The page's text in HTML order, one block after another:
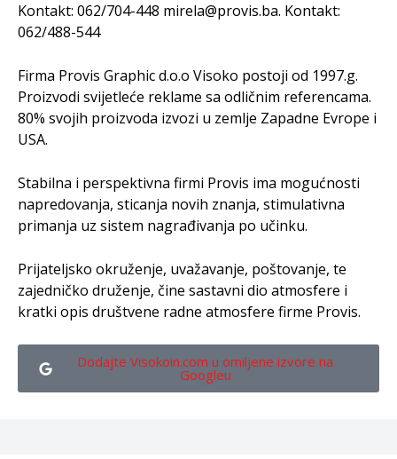
Kontakt: 062/704-448 mirela@provis.ba. Kontakt:
062/488-544
Firma Provis Graphic d.o.o Visoko postoji od 1997.g.
Proizvodi svijetleće reklame sa odličnim referencama.
80% svojih proizvoda izvozi u zemlje Zapadne Evrope i
USA.
Stabilna i perspektivna firmi Provis ima mogućnosti
napredovanja, sticanja novih znanja, stimulativna
primanja uz sistem nagrađivanja po učinku.
Prijateljsko okruženje, uvažavanje, poštovanje, te
zajedničko druženje, čine sastavni dio atmosfere i
kratki opis društvene radne atmosfere firme Provis.
Dodajte Visokoin.com u omiljene izvore na
Googleu